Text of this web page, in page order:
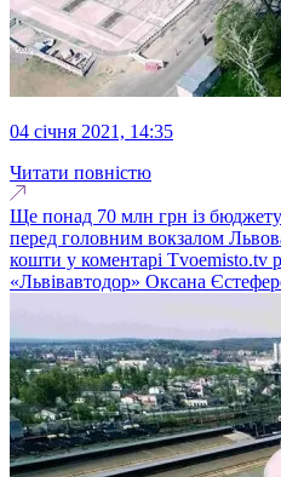
04 січня 2021, 14:35
Читати повністю
Ще понад 70 млн грн із
перед головним вокзалом
кошти у коментарі Тvoemisto.tv
«Львівавтодор» Оксана